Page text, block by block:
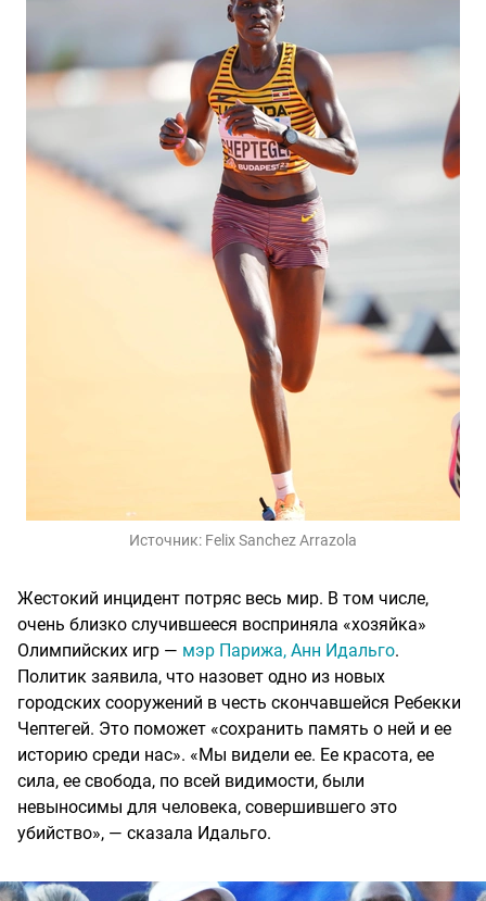
Источник: Felix Sanchez Arrazola
Жестокий инцидент потряс весь мир. В том числе,
очень близко случившееся восприняла «хозяйка»
Олимпийских игр — мэр Парижа, Анн Идальго.
Политик заявила, что назовет одно из новых
городских сооружений в честь скончавшейся Ребекки
Чептегей. Это поможет «сохранить память о ней и ее
историю среди нас». «Мы видели ее. Ее красота, ее
сила, ее свобода, по всей видимости, были
невыносимы для человека, совершившего это
убийство», — сказала Идальго.